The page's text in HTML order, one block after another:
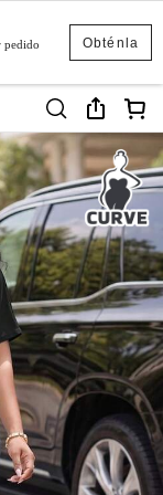
Obténla
pedido